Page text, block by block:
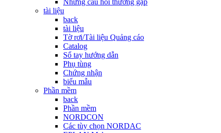
Những câu hỏi thường gặp
tài liệu
back
tài liệu
Tờ rơi/Tài liệu Quảng cáo
Catalog
Sổ tay hướng dẫn
Phụ tùng
Chứng nhận
biểu mẫu
Phần mềm
back
Phần mềm
NORDCON
Các tùy chọn NORDAC